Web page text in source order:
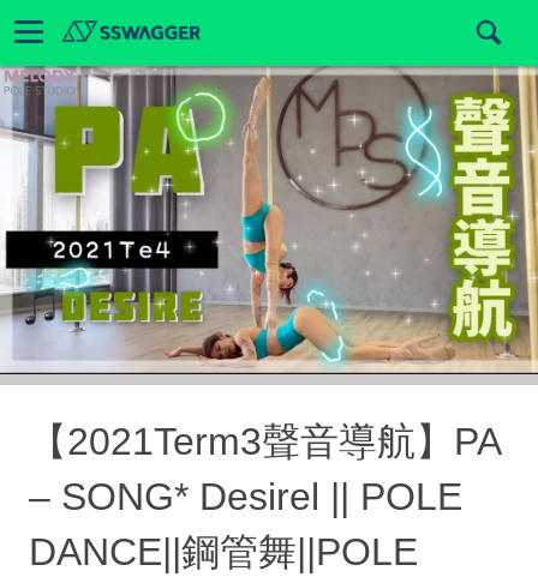
【2021Term3聲音導航】PA
– SONG* Desirel || POLE
DANCE||鋼管舞||POLE